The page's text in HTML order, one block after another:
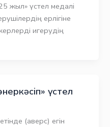
жыл» үстел медалі
ерлігіне
игерудің
үстел
(аверс) егін